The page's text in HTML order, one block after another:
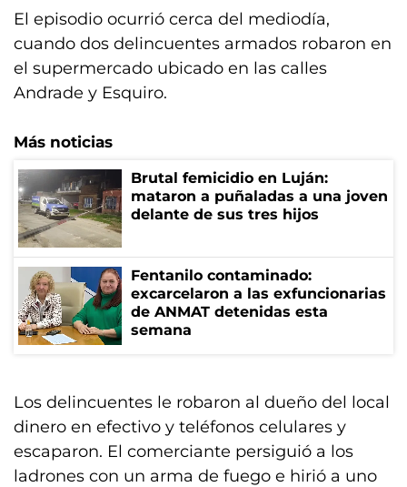
El episodio ocurrió cerca del mediodía,
cuando dos delincuentes armados robaron en
el supermercado ubicado en las calles
Andrade y Esquiro.
Más noticias
Brutal femicidio en Luján:
mataron a puñaladas a una joven
delante de sus tres hijos
Fentanilo contaminado:
excarcelaron a las exfuncionarias
de ANMAT detenidas esta
semana
Los delincuentes le robaron al dueño del local
dinero en efectivo y teléfonos celulares y
escaparon. El comerciante persiguió a los
ladrones con un arma de fuego e hirió a uno